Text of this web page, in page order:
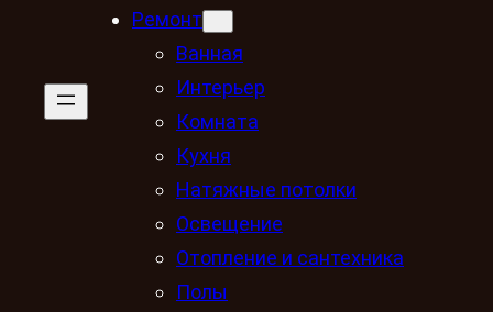
Ремонт
Ванная
Интерьер
Комната
Кухня
Натяжные потолки
Освещение
Отопление и сантехника
Полы